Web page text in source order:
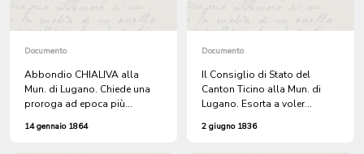
Documento
Abbondio CHIALIVA alla
Mun. di Lugano. Chiede una
proroga ad epoca più
e le trattative in merito
14 gennaio 1864
Documento
Il Consiglio di Stato del
Canton Ticino alla Mun. di
Lugano. Esorta a voler
decretate circa l'inumazione
2 giugno 1836